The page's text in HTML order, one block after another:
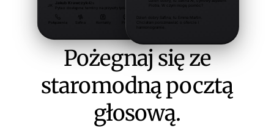
Pożegnaj się ze
staromodną pocztą
głosową.